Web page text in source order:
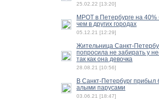
25.02.22 [13:20]
МРОТ в Петербурге на 40%
чем в других городах
05.12.21 [12:29]
Жительница Санкт-
попросила не забирать у
так как она девочка
28.08.21 [10:56]
В Санкт-Петербург прибыл
алыми парусами
03.06.21 [18:47]